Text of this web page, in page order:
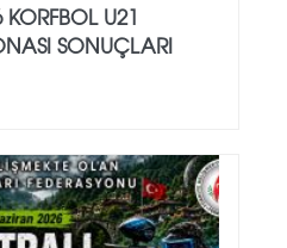
U21
SONUÇLARI